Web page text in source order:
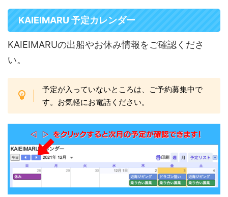
KAIEIMARU 予定カレンダー
KAIEIMARUの出船やお休み情報をご確認くださ
い。
予定が入っていないところは、ご予約募集中で
す。お気軽にお電話ください。